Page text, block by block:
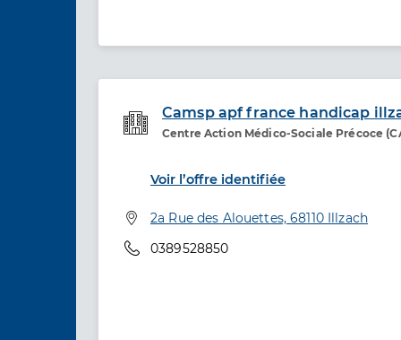
Camsp apf france handicap
Centre Action Médico-Sociale Précoce
Etablissement de soins
Voir l’offre identifiée
Adresse
2a Rue des Alouettes, 68110 Illzach
Téléphone
0389528850